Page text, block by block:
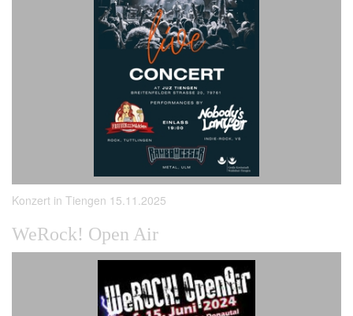
Konzert in Tiengen 15.11.2025
WeRock! Open Air